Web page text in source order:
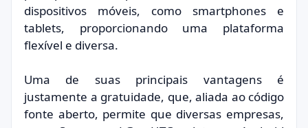
dispositivos móveis, como smartphones e
tablets, proporcionando uma plataforma
flexível e diversa.
Uma de suas principais vantagens é
justamente a gratuidade, que, aliada ao código
fonte aberto, permite que diversas empresas,